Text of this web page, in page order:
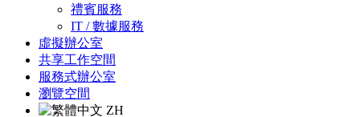
禮賓服務
IT / 數據服務
虛擬辦公室
共享工作空間
服務式辦公室
瀏覽空間
ZH